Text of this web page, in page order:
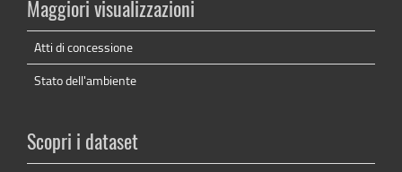
Maggiori visualizzazioni
Atti di concessione
Stato dell'ambiente
Scopri i dataset